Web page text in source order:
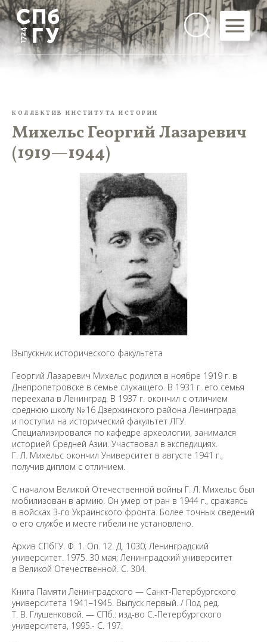
КОЛЛЕКТИВ ИНСТИТУТА ИСТОРИИ
Михельс Георгий Лазаревич
(1919—1944)
Выпускник исторического факультета
Георгий Лазаревич Михельс родился в ноябре 1919 г. в
Днепропетровске в семье служащего. В 1931 г. его семья
переехала в Ленинград. В 1937 г. окончил с отличием
среднюю школу № 16 Дзержинского района Ленинграда
и поступил на исторический факультет ЛГУ.
Специализировался по кафедре археологии, занимался
историей Средней Азии. Участвовал в экспедициях.
Г. Л. Михельс окончил Университет в августе 1941 г.,
получив диплом с отличием.
С началом Великой Отечественной войны Г. Л. Михельс был
мобилизован в армию. Он умер от ран в 1944 г., сражаясь
в войсках 3-го Украинского фронта. Более точных сведений
о его службе и месте гибели не установлено.
Архив СПбГУ. Ф. 1. Оп. 12. Д. 1030; Ленинградский
университет. 1975. 30 мая; Ленинградский университет
в Великой Отечественной. С. 304.
Книга Памяти Ленинградского — Санкт-Петербургского
университета 1941−1945. Выпуск первый. / Под ред.
Т. В. Глушенковой. — СПб.: изд-во С.-Петербургского
университета, 1995.- С. 197.